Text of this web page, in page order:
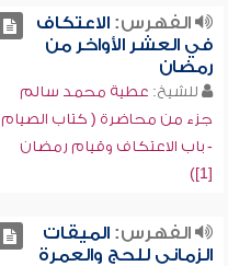
الفهرس:الاعتكاف
في العشر الأواخر من
رمضان
للشيخ: عطية محمد سالم
جزء من محاضرة ( كتاب الصيام
- باب الاعتكاف وقيام رمضان
[1])
الفهرس:الميقات
الزماني للحج والعمرة